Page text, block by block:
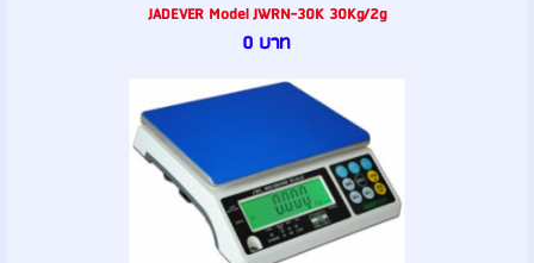
JADEVER Model JWRN-30K 30Kg/2g
0 บาท